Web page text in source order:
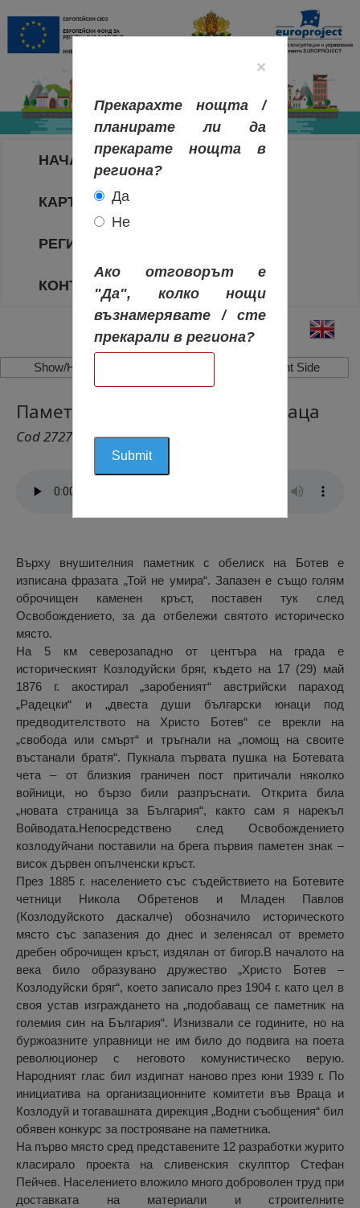
НАЧАЛО
КАРТА НА РЕГИОНИТЕ
РЕГИОНИ
КОНТАКТИ
Show/Hide Left Side Show/Hide Right Side
Паметник на Христо Ботев, Враца
Cod 2727
Върху внушителния паметник с обелиск на Ботев е
изписана фразата „Той не умира“. Запазен е също голям
оброчищен каменен кръст, поставен тук след
Освобождението, за да отбележи святото историческо
място.
На 5 км северозападно от центъра на града е
историческият Козлодуйски бряг, където на 17 (29) май
1876 г. акостирал „заробеният“ австрийски параход
„Радецки“ и „двеста души български юнаци под
предводителството на Христо Ботев“ се врекли на
„свобода или смърт“ и тръгнали на „помощ на своите
въстанали братя“. Пукнала първата пушка на Ботевата
чета – от близкия граничен пост притичали няколко
войници, но бързо били разпръснати. Открита била
„новата страница за България“, както сам я нарекъл
Войводата.Непосредствено след Освобождението
козлодуйчани поставили на брега първия паметен знак –
висок дървен опълченски кръст.
През 1885 г. населението със съдействието на Ботевите
четници Никола Обретенов и Младен Павлов
(Козлодуйското даскалче) обозначило историческото
място със запазения до днес и зеленясал от времето
дребен оброчищен кръст, издялан от бигор.В началото на
века било образувано дружество „Христо Ботев –
Козлодуйски бряг“, което записало през 1904 г. като цел в
своя устав изграждането на „подобаващ се паметник на
големия син на България“. Изнизвали се годините, но на
буржоазните управници не им било до подвига на поета
революционер с неговото комунистическо верую.
Народният глас бил издигнат наново през юни 1939 г. По
инициатива на организационните комитети във Враца и
Козлодуй и тогавашната дирекция „Водни съобщения“ бил
обявен конкурс за построяване на паметника.
На първо място сред представените 12 разработки журито
класирало проекта на сливенския скулптор Стефан
Пейчев. Населението вложило много доброволен труд при
доставката на материали и строителните
×
Прекарахте нощта /
планирате ли да
прекарате нощта в
региона?
Да
Не
Ако отговорът е
"Да", колко нощи
възнамерявате / сте
прекарали в региона?